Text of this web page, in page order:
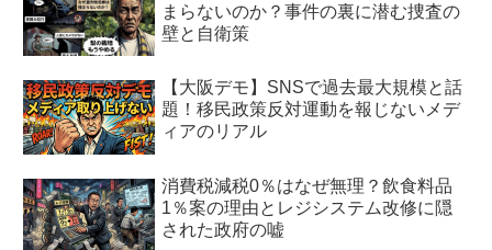
まらないのか？事件の裏に潜む捜査の
壁と自衛策
【大阪デモ】SNSで過去最大規模と話
題！移民政策反対運動を報じないメデ
ィアのリアル
消費税減税0％はなぜ無理？飲食料品
1％案の理由とレジシステム改修に隠
された政府の嘘